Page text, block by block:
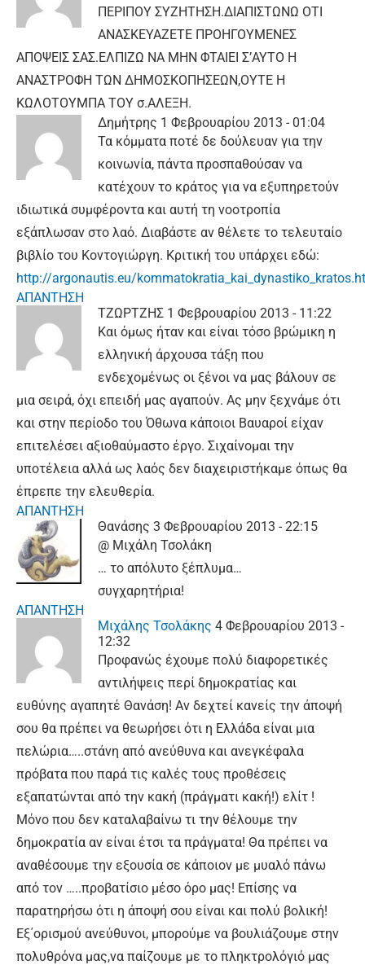
ΠΕΡΙΠΟΥ ΣΥΖΗΤΗΣΗ.ΔΙΑΠΙΣΤΩΝΩ ΟΤΙ
ΑΝΑΣΚΕΥΑΖΕΤΕ ΠΡΟΗΓΟΥΜΕΝΕΣ
ΑΠΟΨΕΙΣ ΣΑΣ.ΕΛΠΙΖΩ ΝΑ ΜΗΝ ΦΤΑΙΕΙ Σ’ΑΥΤΟ Η
ΑΝΑΣΤΡΟΦΗ ΤΩΝ ΔΗΜΟΣΚΟΠΗΣΕΩΝ,ΟΥΤΕ Η
ΚΩΛΟΤΟΥΜΠΑ ΤΟΥ σ.ΑΛΕΞΗ.
Δημήτρης 1 Φεβρουαρίου 2013 - 01:04
Τα κόμματα ποτέ δε δούλευαν για την
κοινωνία, πάντα προσπαθούσαν να
κατέχουν το κράτος για να εξυπηρετούν
ιδιωτικά συμφέροντα και αυτή τη νοοτροπία
εξάπλωσαν στο λαό. Διαβάστε αν θέλετε το τελευταίο
βιβλίο του Κοντογιώργη. Κριτική του υπάρχει εδώ:
http://argonautis.eu/
ΑΠΑΝΤΗΣΗ
ΤΖΩΡΤΖΗΣ 1 Φεβρουαρίου 2013 - 11:22
Και όμως ήταν και είναι τόσο βρώμικη η
ελληνική άρχουσα τάξη που
ενδεχομένως οι ξένοι να μας βάλουν σε
μια σειρά, όχι επειδή μας αγαπούν. Ας μην ξεχνάμε ότι
και στην περίοδο του Όθωνα κάποιοι Βαυαροί είχαν
επιτελέσει αξιοθαύμαστο έργο. Σιχαίνομαι την
υποτέλεια αλλά ως λαός δεν διαχειριστήκαμε όπως θα
έπρεπε την ελευθερία.
ΑΠΑΝΤΗΣΗ
Θανάσης 3 Φεβρουαρίου 2013 - 22:15
@ Μιχάλη Τσολάκη
… το απόλυτο ξέπλυμα…
συγχαρητήρια!
ΑΠΑΝΤΗΣΗ
Μιχάλης Τσολάκης 4 Φεβρουαρίου 2013 -
12:32
Προφανώς έχουμε πολύ διαφορετικές
αντιλήψεις περί δημοκρατίας και
ευθύνης αγαπητέ Θανάση! Αν δεχτεί κανείς την άποψή
σου θα πρέπει να θεωρήσει ότι η Ελλάδα είναι μια
πελώρια…..στάνη από ανεύθυνα και ανεγκέφαλα
πρόβατα που παρά τις καλές τους προθέσεις
εξαπατώνται από την κακή (πράγματι κακή!) ελίτ !
Μόνο που δεν καταλαβαίνω τι την θέλουμε την
δημοκρατία αν είναι έτσι τα πράγματα! Θα πρέπει να
αναθέσουμε την εξουσία σε κάποιον με μυαλό πάνω
από τον …..προβατίσιο μέσο όρο μας! Επίσης να
παρατηρήσω ότι η άποψή σου είναι και πολύ βολική!
Εξ΄ορισμού ανεύθυνοι, μπορούμε να βουλιάζουμε στην
πολυθρόνα μας,να παίζουμε με το πληκτρολόγιό μας